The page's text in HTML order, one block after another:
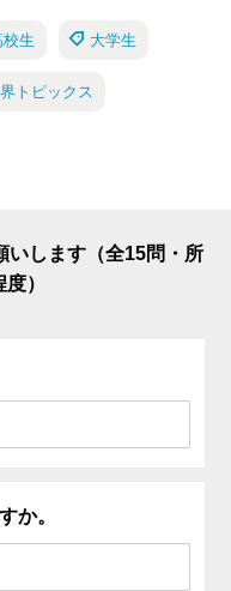
校生 大学生
トピックス
いします（全15問・所
）
か。